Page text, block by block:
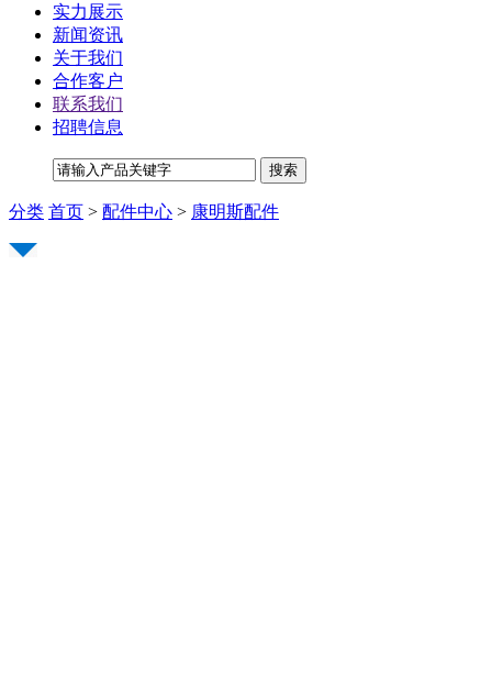
实力展示
新闻资讯
关于我们
合作客户
联系我们
招聘信息
分类 首页 > 配件中心 > 康明斯配件